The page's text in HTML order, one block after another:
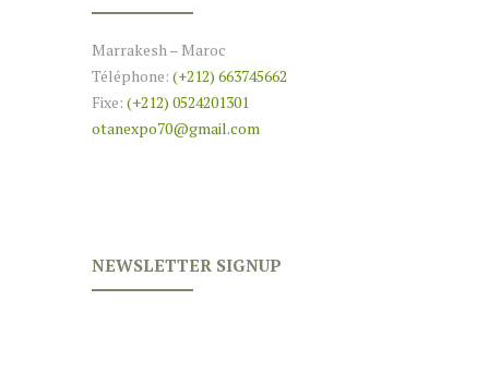
Marrakesh – Maroc
Téléphone: (+212) 663745662
Fixe: (+212) 0524201301
otanexpo70@gmail.com
NEWSLETTER SIGNUP